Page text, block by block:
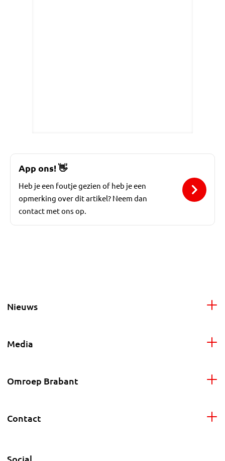
App ons!👋
Heb je een foutje gezien of heb je een
opmerking over dit artikel? Neem dan
contact met ons op.
Nieuws
Media
Omroep Brabant
Contact